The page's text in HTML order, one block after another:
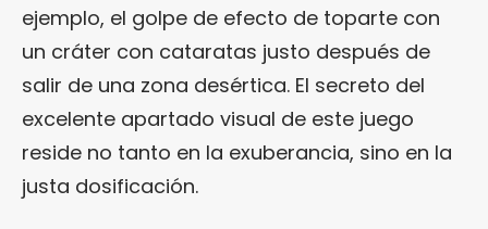
ejemplo, el golpe de efecto de toparte con
un cráter con cataratas justo después de
salir de una zona desértica. El secreto del
excelente apartado visual de este juego
reside no tanto en la exuberancia, sino en la
justa dosificación.